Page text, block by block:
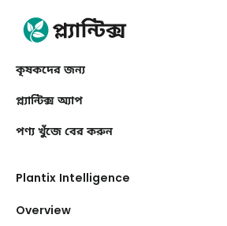
কৃষকদের জন্য
প্ল্যান্টিক্স অ্যাপ
পণ্য খুঁজে বের করুন
Plantix Intelligence
Overview